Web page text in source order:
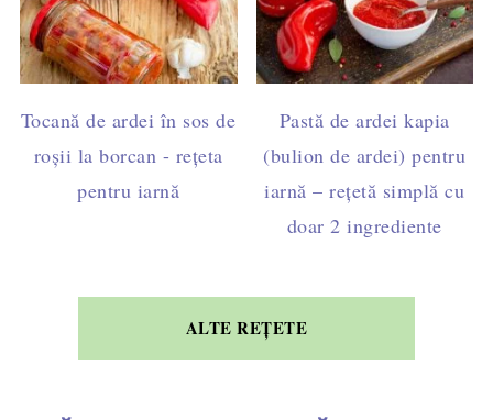
Tocană de ardei în sos de
roșii la borcan - rețeta
pentru iarnă
Pastă de ardei kapia
(bulion de ardei) pentru
iarnă – rețetă simplă cu
doar 2 ingrediente
ALTE REȚETE